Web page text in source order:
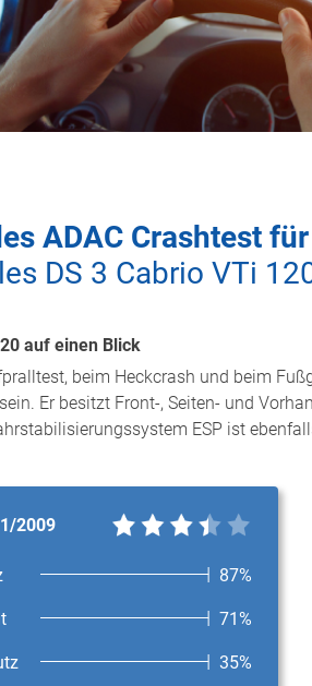
ADAC Crashtest für
DS 3 Cabrio VTi
auf einen Blick
beim Heckcrash und beim
Er besitzt Front-, Seiten- und
ESP ist
2009
87%
71%
35%